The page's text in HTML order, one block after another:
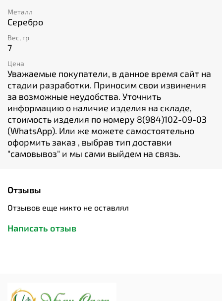
Металл
Серебро
Вес, гр
7
Цена
Уважаемые покупатели, в данное время сайт на
стадии разработки. Приносим свои извинения
за возможные неудобства. Уточнить
информацию о наличие изделия на складе,
стоимость изделия по номеру 8(984)102-09-03
(WhatsApp). Или же можете самостоятельно
оформить заказ , выбрав тип доставки
"cамовывоз" и мы сами выйдем на связь.
Отзывы
Отзывов еще никто не оставлял
Написать отзыв